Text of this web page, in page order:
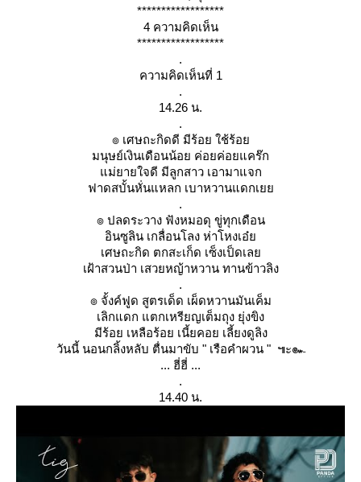
******************
4 ความคิดเห็น
******************
.
ความคิดเห็นที่ 1
.
14.26 น.
.
๏ เศษถะกิดดี มีร้อย ใช้ร้อ
มนุษย์เงินเดือนน้อย ค่อยค่อยแคร๊ก
ม่ยายใจดี มีลูกสาว เอามาแจก
ฟาดสบั้นหั่นแหลก เบาหวานแดกเ
.
๏ ปลดระวาง ฟังหมอดุ ขู่ทุกเดือน
อินซูลิน เกลื่อนโลง ห่าโหงเอ๋
เศษถะกิด ตกสะเก็ด เซ็งเป็ดเล
เฝ้าสวนป่า เสวยหญ้าหวาน ทานข้าวลิง
.
๏ จั้งค์ฟูด สูตรเด็ด เผ็ดหวานมันเค็ม
เลิกแดก แตกเหรียญเต็มถุง ยุ่งขิง
มีร้อย เหลือร้อย เนี้ยคอย เลี้ยงดูลิง
วันนี้ นอนกลิ้งหลับ ตื่นมาขับ " เรือคำผวน " ๚ะ๛
... ฮี่ฮี่ ...
.
14.40 น.